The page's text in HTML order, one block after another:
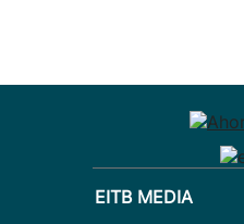
EITB MEDIA